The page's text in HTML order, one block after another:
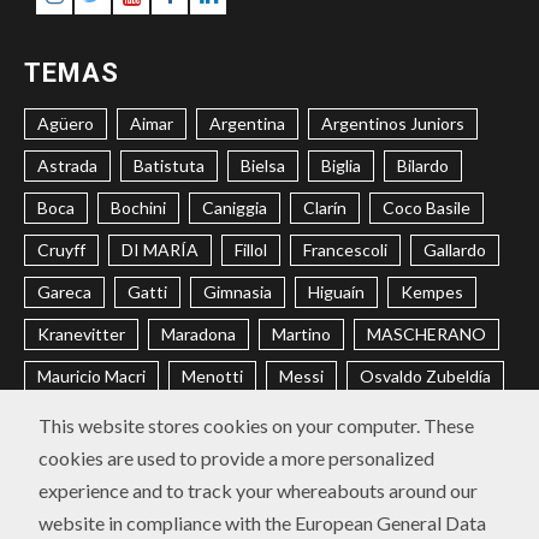
TEMAS
Agüero Aimar Argentina Argentinos Juniors
Astrada Batistuta Bielsa Biglia Bilardo
Boca Bochini Caniggia Clarín Coco Basile
Cruyff DI MARÍA Fillol Francescoli Gallardo
Gareca Gatti Gimnasia Higuaín Kempes
Kranevitter Maradona Martino MASCHERANO
Mauricio Macri Menotti Messi Osvaldo Zubeldía
Passarella Pochettino Ramón Díaz
Riquelme River Russo Sabella Sampaoli
Selección Argentina Trobbiani Veira Vélez
This website stores cookies on your computer. These
cookies are used to provide a more personalized
experience and to track your whereabouts around our
website in compliance with the European General Data